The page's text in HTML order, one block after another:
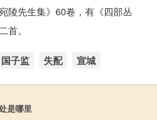
陵先生集》60卷，有《四部丛
首。
国子监 失配 宣城
是哪里